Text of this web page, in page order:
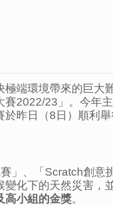
端環境帶來的巨
2022/23」。今年
昨日（8日）順利
」、「Scratch創意
化下的天然災害，
高小組的金獎。